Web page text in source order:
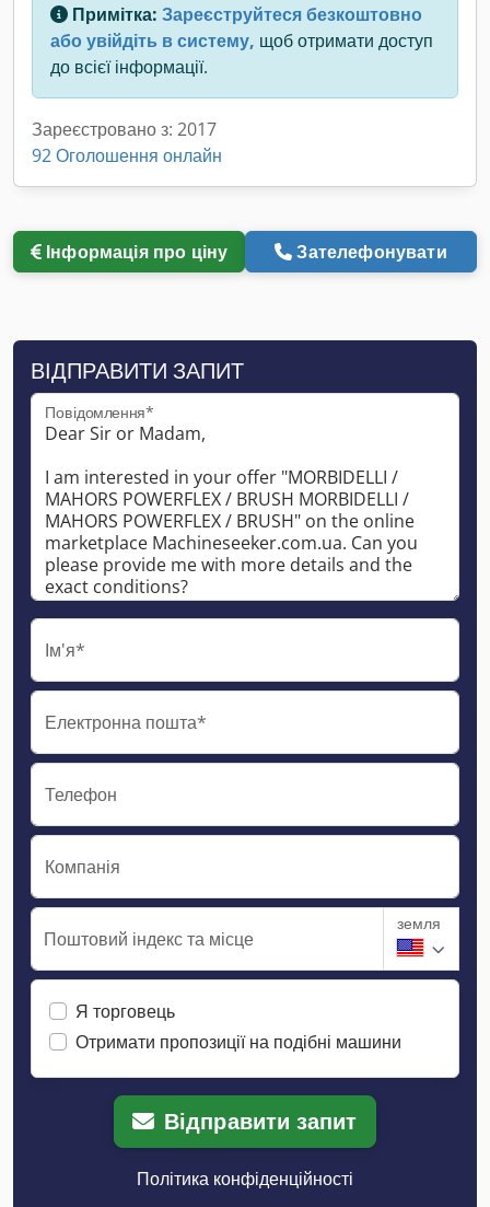
Примітка: Зареєструйтеся безкоштовно
або увійдіть в систему, щоб отримати доступ
до всієї інформації.
Зареєстровано з: 2017
92 Оголошення онлайн
Інформація про ціну Зателефонувати
ВІДПРАВИТИ ЗАПИТ
Повідомлення*
Ім'я*
Електронна пошта*
Телефон
Компанія
Поштовий індекс та місце
земля
Я торговець
Отримати пропозиції на подібні машини
Відправити запит
Політика конфіденційності